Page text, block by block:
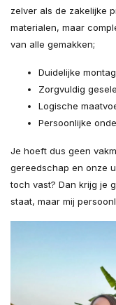
zelver als de zakelijke
materialen, maar
van alle gemakken;
Duidelijke
Zorgvuldig
Logische
Persoonlijke
Je hoeft dus geen
gereedschap en onze
toch vast? Dan krijg je
staat, maar mij